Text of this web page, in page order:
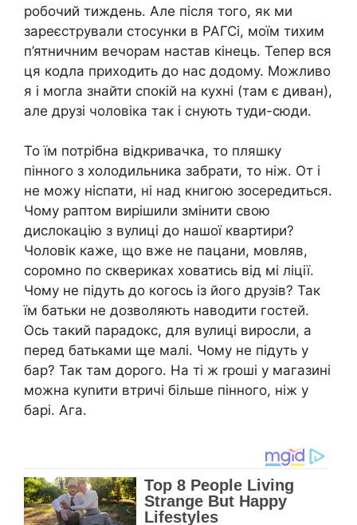
робочий тиждень. Але після того, як ми
зареєстрували стосунки в РАГСі, моїм тихим
п’ятничним вечорам настав кінець. Тепер вся
ця кодла приходить до нас додому. Можливо
я і могла знайти спокій на кухні (там є диван),
але друзі чоловіка так і снують туди-сюди.
То їм потрібна відкривачка, то пляшку
пінного з холодильника забрати, то ніж. От і
не можу ніспати, ні над книгою зосередиться.
Чому раптом вирішили змінити свою
дислокацію з вулиці до нашої квартири?
Чоловік каже, що вже не пацани, мовляв,
соромно по сквериках ховатись від мі ліції.
Чому не підуть до когось із його друзів? Так
їм батьки не дозволяють наводити гостей.
Ось такий парадокс, для вулиці виросли, а
перед батьками ще малі. Чому не підуть у
бар? Так там дорого. На ті ж rроші у магазині
можна куnити втричі більше пінного, ніж у
барі. Ага.